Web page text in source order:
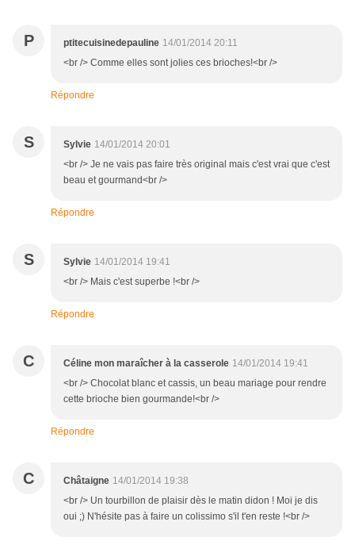
P ptitecuisinedepauline 14/01/2014 20:11
<br /> Comme elles sont jolies ces brioches!<br />
Répondre
S Sylvie 14/01/2014 20:01
<br /> Je ne vais pas faire très original mais c'est vrai que c'est
beau et gourmand<br />
Répondre
S Sylvie 14/01/2014 19:41
<br /> Mais c'est superbe !<br />
Répondre
C Céline mon maraîcher à la casserole 14/01/2014 19:41
<br /> Chocolat blanc et cassis, un beau mariage pour rendre
cette brioche bien gourmande!<br />
Répondre
C Châtaigne 14/01/2014 19:38
<br /> Un tourbillon de plaisir dès le matin didon ! Moi je dis
oui ;) N'hésite pas à faire un colissimo s'il t'en reste !<br />